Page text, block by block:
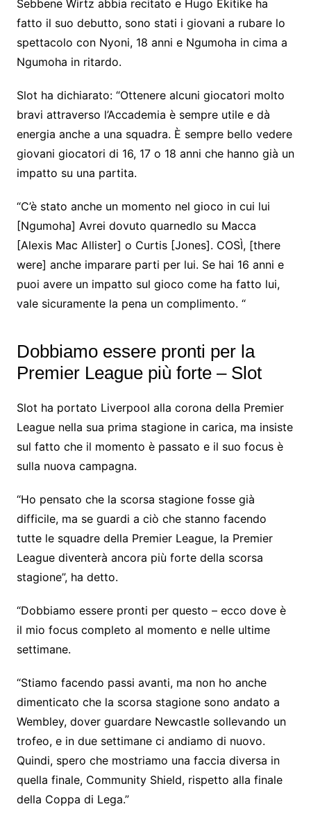
Sebbene Wirtz abbia recitato e Hugo Ekitike ha
fatto il suo debutto, sono stati i giovani a rubare lo
spettacolo con Nyoni, 18 anni e Ngumoha in cima a
Ngumoha in ritardo.
Slot ha dichiarato: “Ottenere alcuni giocatori molto
bravi attraverso l’Accademia è sempre utile e dà
energia anche a una squadra. È sempre bello vedere
giovani giocatori di 16, 17 o 18 anni che hanno già un
impatto su una partita.
“C’è stato anche un momento nel gioco in cui lui
[Ngumoha] Avrei dovuto quarnedlo su Macca
[Alexis Mac Allister] o Curtis [Jones]. COSÌ, [there
were] anche imparare parti per lui. Se hai 16 anni e
puoi avere un impatto sul gioco come ha fatto lui,
vale sicuramente la pena un complimento. “
Dobbiamo essere pronti per la
Premier League più forte – Slot
Slot ha portato Liverpool alla corona della Premier
League nella sua prima stagione in carica, ma insiste
sul fatto che il momento è passato e il suo focus è
sulla nuova campagna.
“Ho pensato che la scorsa stagione fosse già
difficile, ma se guardi a ciò che stanno facendo
tutte le squadre della Premier League, la Premier
League diventerà ancora più forte della scorsa
stagione”, ha detto.
“Dobbiamo essere pronti per questo – ecco dove è
il mio focus completo al momento e nelle ultime
settimane.
“Stiamo facendo passi avanti, ma non ho anche
dimenticato che la scorsa stagione sono andato a
Wembley, dover guardare Newcastle sollevando un
trofeo, e in due settimane ci andiamo di nuovo.
Quindi, spero che mostriamo una faccia diversa in
quella finale, Community Shield, rispetto alla finale
della Coppa di Lega.”